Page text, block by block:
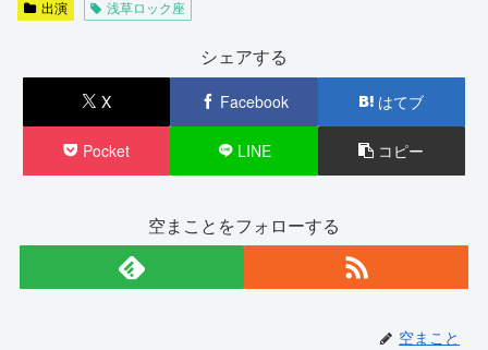
出演 浅草ロック座
シェアする
X Facebook はてブ
Pocket LINE コピー
空まことをフォローする
空まこと